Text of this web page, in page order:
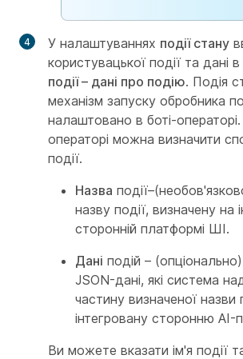
У налаштуваннях події стану
користувацької події та дані в
події – дані про подію. Подія
механізм запуску обробника
налаштовано в боті-операторі.
операторі можна визначити
події.
Назва
назву події, визначену на
сторонній платформі ШІ.
Дані подій –
JSON-дані, які система
частину визначеної назви
інтегровану сторонню AI-
Ви можете вказати ім'я події